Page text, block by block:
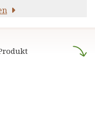
und anderen
Produkte